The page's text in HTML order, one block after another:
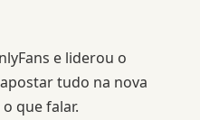
e liderou o
tudo na nova
que falar.